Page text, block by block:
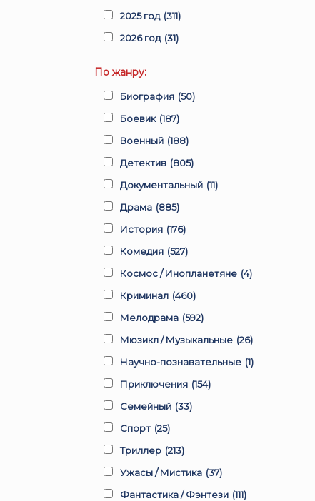
2025 год (311)
2026 год (31)
По жанру:
Биография (50)
Боевик (187)
Военный (188)
Детектив (805)
Документальный (11)
Драма (885)
История (176)
Комедия (527)
Космос / Инопланетяне (4)
Криминал (460)
Мелодрама (592)
Мюзикл / Музыкальные (26)
Научно-познавательные (1)
Приключения (154)
Семейный (33)
Спорт (25)
Триллер (213)
Ужасы / Мистика (37)
Фантастика / Фэнтези (111)